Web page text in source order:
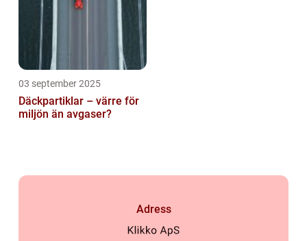
03 september 2025
Däckpartiklar – värre för
miljön än avgaser?
Adress